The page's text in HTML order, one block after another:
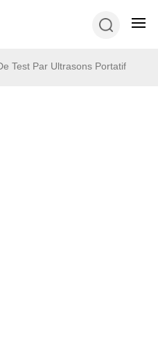
Test Par Ultrasons Portatif